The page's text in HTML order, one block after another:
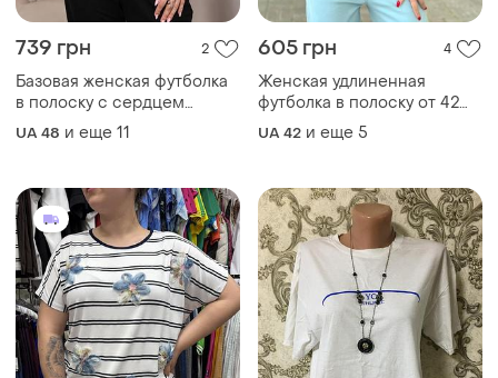
739 грн 2
Базовая женская футболка
в полоску с сердцем
купить украинская
вискоза,футболка
термоаппликацией
сердце,женская футболка в
синюю полоску
UA 48 и еще 11
605 грн 4
Женская удлиненная
футболка в полоску от 42
до 52 размера
UA 42 и еще 5